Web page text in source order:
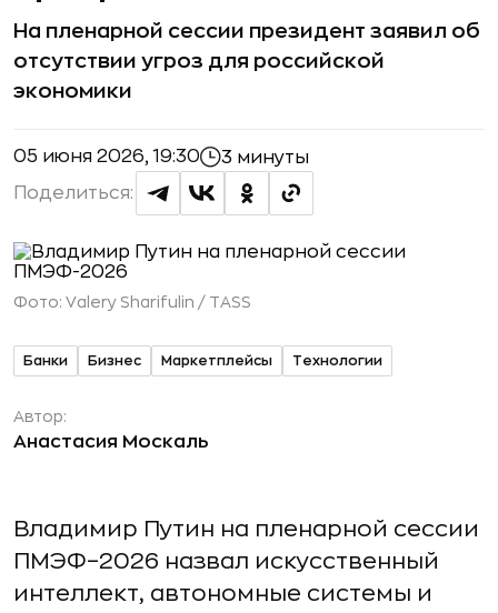
На пленарной сессии президент заявил об
отсутствии угроз для российской
экономики
05 июня 2026, 19:30 3 минуты
Поделиться:
Фото: Valery Sharifulin / TASS
Банки Бизнес Маркетплейсы Технологии
Автор:
Анастасия Москаль
Владимир Путин на пленарной сессии
ПМЭФ–2026 назвал искусственный
интеллект, автономные системы и